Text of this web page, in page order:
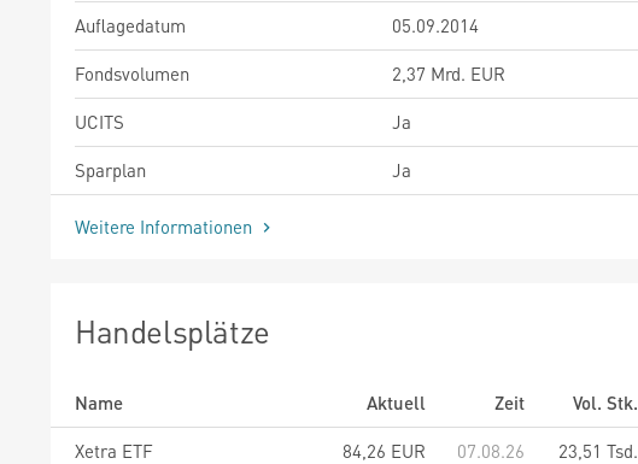
Auflagedatum
05.09.2014
Fondsvolumen
2,37 Mrd. EUR
UCITS
Ja
Sparplan
Ja
Weitere Informationen
Handelsplätze
Name Aktuell Zeit
Vol. Stk.
Xetra ETF
84,26 EUR 07.08.26
23,51 Tsd.